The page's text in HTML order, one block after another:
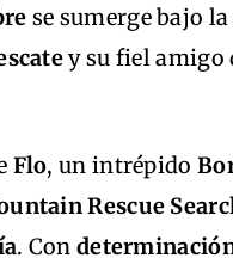
se sumerge bajo la
y su fiel amigo
Flo, un intrépido
Rescue
. Con